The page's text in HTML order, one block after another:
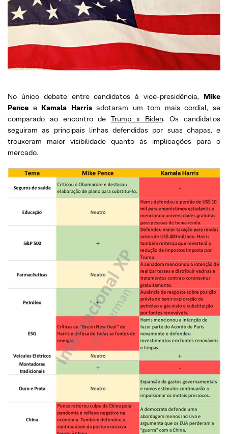
No único debate entre candidatos à vice-presidência, Mike
Pence e Kamala Harrisadotaram um tom mais cordial, se
comparado ao encontro de Trump x Biden. Os candidatos
seguiram as principais linhas defendidas por suas chapas, e
trouxeram maior visibilidade quanto às implicações para o
mercado.